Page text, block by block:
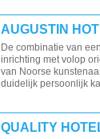
AUGUSTIN
De combinatie van
inrichting met volop
van Noorse
duidelijk persoonlijk
QUALITY